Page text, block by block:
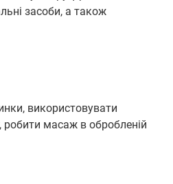
засоби, а також
використовувати
масаж в обробленій